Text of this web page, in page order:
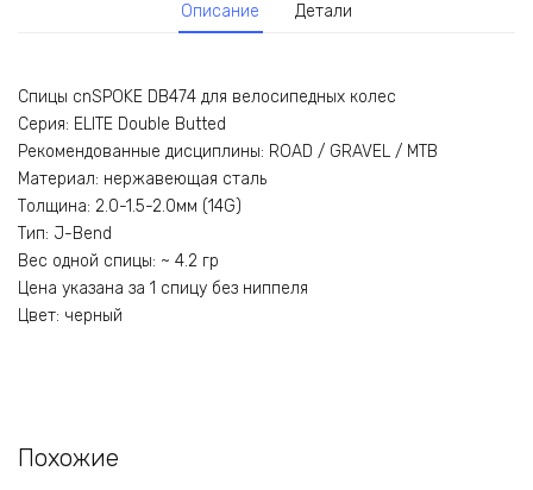
Описание Детали
Спицы cnSPOKE DB474 для велосипедных колес
Серия: ELITE Double Butted
Рекомендованные дисциплины: ROAD / GRAVEL / MTB
Материал: нержавеющая сталь
Толщина: 2.0-1.5-2.0мм (14G)
Тип: J-Bend
Вес одной спицы: ~ 4.2 гр
Цена указана за 1 спицу без ниппеля
Цвет: черный
Похожие